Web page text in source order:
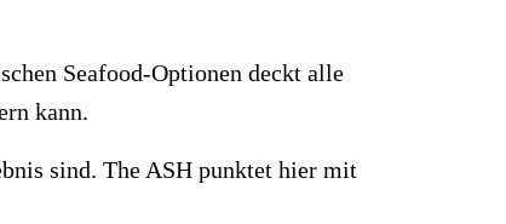
Seafood-Optionen deckt alle
kann.
sind. The ASH punktet hier mit